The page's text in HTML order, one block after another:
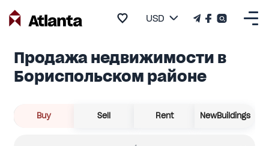
USD
Продажа недвижимости в
Бориспольском районе
Buy Sell Rent NewBuildings